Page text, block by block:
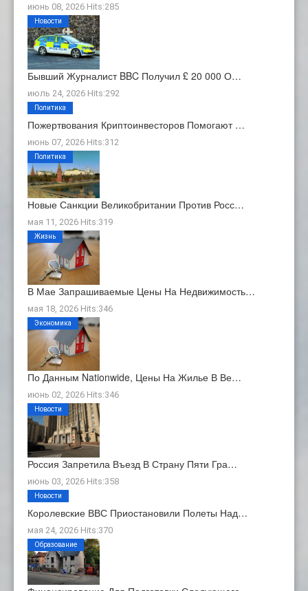
июнь 08, 2026 Hits:285
Бывший Журналист BBC Получил £ 20 000 О…
июль 24, 2026 Hits:292
Новости
Пожертвования Криптоинвесторов Помогают …
июнь 07, 2026 Hits:312
Политика
Новые Санкции Великобритании Против Росс…
мая 11, 2026 Hits:319
Политика
В Мае Запрашиваемые Цены На Недвижимость…
мая 18, 2026 Hits:346
Жизнь
По Данным Nationwide, Цены На Жилье В Ве…
июнь 02, 2026 Hits:346
Экономика
Россия Запретила Въезд В Страну Пяти Гра…
июнь 03, 2026 Hits:358
Новости
Королевские ВВС Приостановили Полеты Над…
мая 24, 2026 Hits:370
Новости
Образование